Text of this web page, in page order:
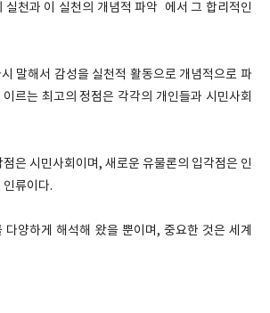
실천과 이 실천의 개념적 파악 에서 그 합리적인
말해서 감성을 실천적 활동으로 개념적으로 파
르는 최고의 정점은 각각의 개인들과 시민사회
은 시민사회이며, 새로운 유물론의 입각점은 인
인류이다.
다양하게 해석해 왔을 뿐이며, 중요한 것은 세계